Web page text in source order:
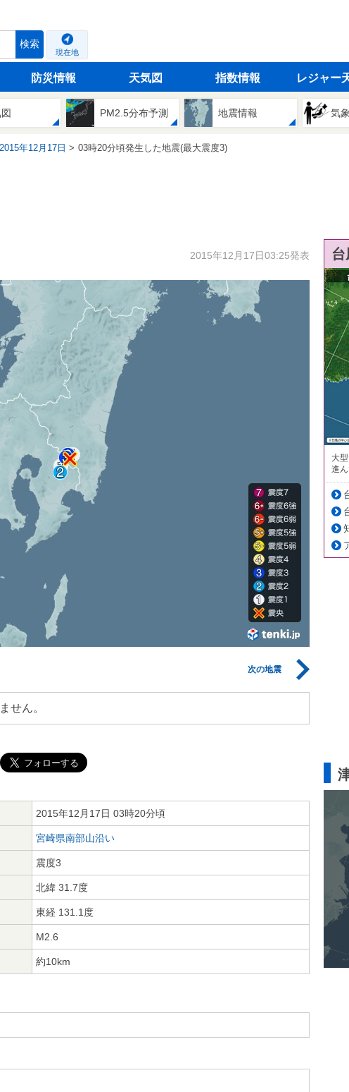
検索
現在地
防災情報 天気図 指数情報 レジャー
PM2.5分布予測 地震情報 気
2015年12月17日 03時20分頃発生した地震(最大震度3)
2015年12月17日03:25発表
次の地震
せん。
2015年12月17日 03時20分頃
宮崎県南部山沿い
震度3
北緯 31.7度
東経 131.1度
M2.6
約10km
大
進